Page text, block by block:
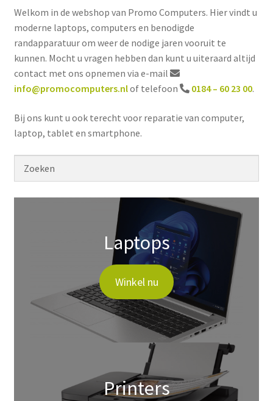
Home
Verzendopties en levertijd
Privacybeleid
Afrekenen
Mijn account
Algemene Voorwaarden
Welkom in de webshop van Promo Computers. Hier vindt u
moderne laptops, computers en benodigde
randapparatuur om weer de nodige jaren vooruit te
kunnen. Mocht u vragen hebben dan kunt u uiteraard altijd
contact met ons opnemen via e-mail
info@promocomputers.nlof telefoon 0184 – 60 23 00.
Bij ons kunt u ook terecht voor reparatie van computer,
laptop, tablet en smartphone.
Laptops
Winkel nu
Printers